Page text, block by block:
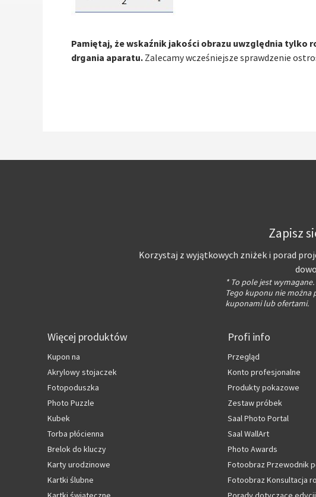
Pamiętaj, że wskaźnik jakości obrazu uwzględnia tylko
drgania aparatu. Zalecamy wcześniejsze sprawdzenie
Zapisz
Korzystaj z wyjątkowych zniżek i porad
* To pole jest wymagane.
Tego kuponu nie można
kuponami lub ofertami.
Więcej produktów
Kupon na
Akrylowy stojaczek
Fotopoduszka
Photo Puzzle
Kubek
Torba płócienna
Brelok do kluczy
Karty urodzinowe
Kartki ślubne
Profi info
Przegląd
Konto profesjonalne
Produkty pokazowe
Zestaw próbek
Saal Photo Portal
Saal WallArt
Photo Awards
Fotoobraz Przewodnik
Fotoobraz Konsultacja